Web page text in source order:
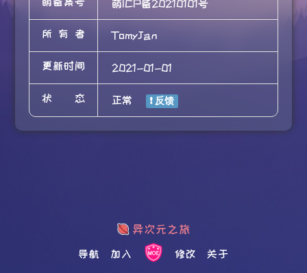
萌ICP备20210101号
所有者 TomyJan
更新时间 2021-01-01
状态 正常
导航 加入 修改 关于